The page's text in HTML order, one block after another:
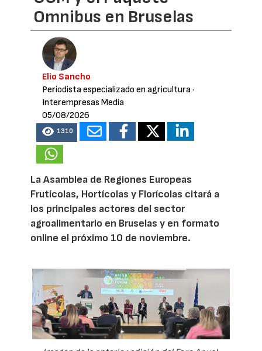
Omnibus en Bruselas
Elio Sancho
Periodista especializado en agricultura·
Interempresas Media
05/08/2026
1310
La Asamblea de Regiones Europeas
Frutícolas, Hortícolas y Florícolas citará a
los principales actores del sector
agroalimentario en Bruselas y en formato
online el próximo 10 de noviembre.